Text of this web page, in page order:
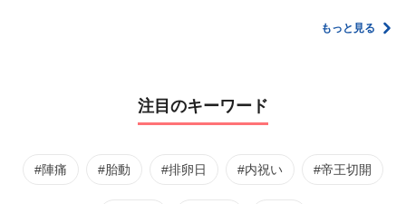
家計管理術もっと見る
注目のキーワード
#陣痛 #胎動 #排卵日 #内祝い #帝王切開